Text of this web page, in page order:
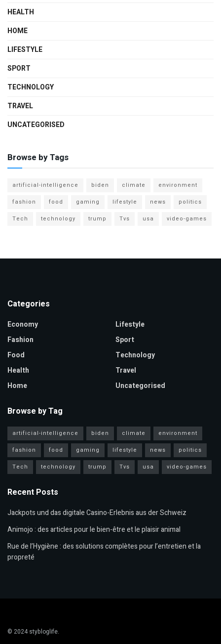
HEALTH
HOME
LIFESTYLE
SPORT
TECHNOLOGY
TRAVEL
UNCATEGORISED
Browse by Tags
artificial-intelligence biden climate
environment
fashion
food gaming lifestyle news
politics
Tech
technology trump Tvs usa video-games
Categories
Economy
Fashion
Food
Health
Home
Lifestyle
Sport
Technology
Travel
Uncategorised
Browse by Tag
artificial-intelligence biden climate
environment
fashion
food gaming lifestyle news
politics
Tech
technology trump Tvs usa video-games
Recent Posts
Jackpots und das digitale Casino-Erlebnis aus der Schweiz
Animojo : des articles pour le bien-être et le plaisir animal
Rue de l’Hygiène : des solutions complètes pour l’entretien et la
propreté
© 2024 stybloglife.